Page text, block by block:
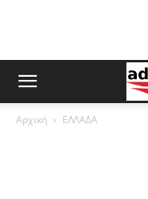
Αρχική ΕΛΛΑΔΑ